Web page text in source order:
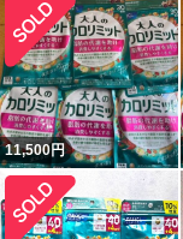
11,500円